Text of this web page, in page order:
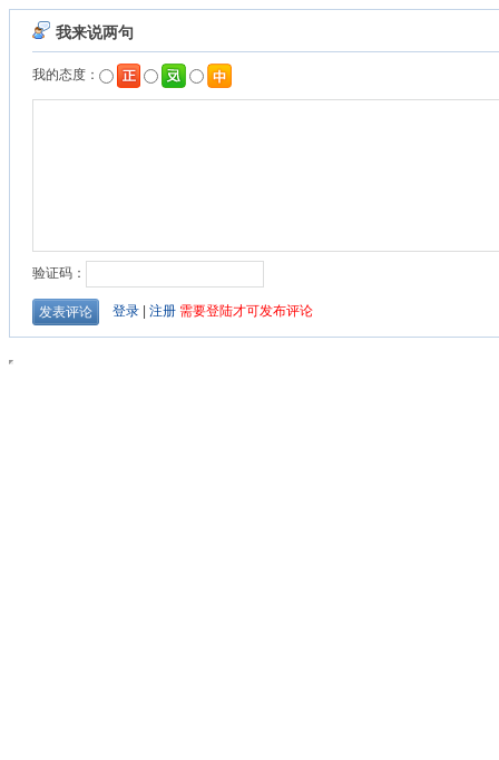
我来说两句
我的态度：
验证码：
登录 注册 需要登陆才可发布评论